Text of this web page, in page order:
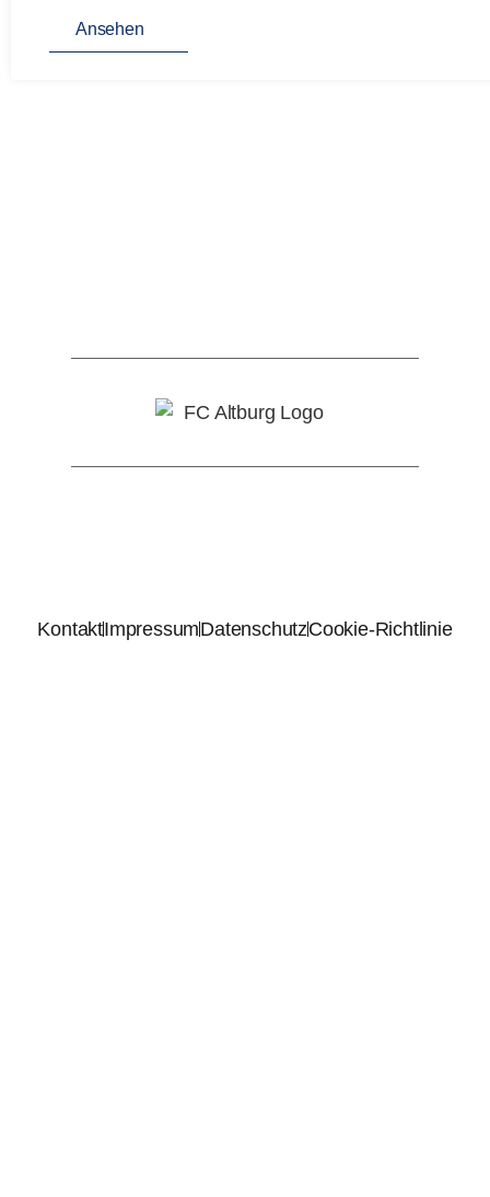
Ansehen
KontaktImpressumDatenschutzCookie-Richtlinie